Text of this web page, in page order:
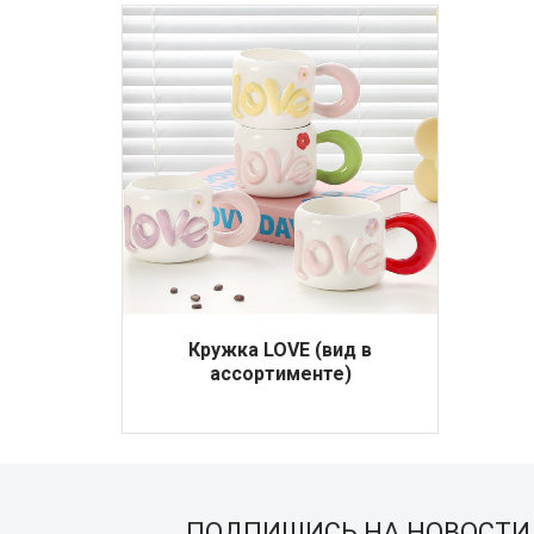
Кружка LOVE (вид в
ассортименте)